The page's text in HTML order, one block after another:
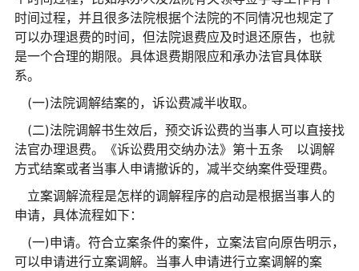
时间过程，并且很多法院根据个法院的不同情况也规定了
可以办理退费的时间，但法院退费应及时退还原告，也就
是一个合理的期限。具体退费期限应和承办法官具体联
系。
(一)法院调解结案的，诉讼费减半收取。
(二)法院调解书生效后，预交诉讼费的当事人可以直接找
法官办理退费。《诉讼费用交纳办法》第十五条 以调解
方式结案或者当事人申请撤诉的，减半交纳案件受理费。
立案调解流程是怎样的调解程序的启动是根据当事人的
申请，具体流程如下：
(一)申请。符合立案条件的案件，立案法官向原告明示，
可以申请进行立案调解。当事人申请进行立案调解的案